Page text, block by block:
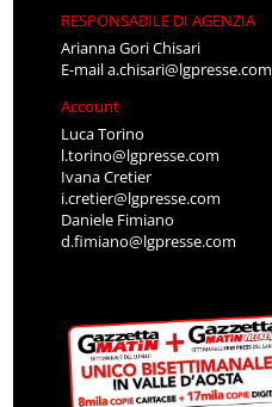
RESPONSABILE DI AGENZIA
Arianna Gori Chisari
E-maila.chisari@lgpresse.com
Account
Luca Torino
l.torino@lgpresse.com
Ivana Cretier
i.cretier@lgpresse.com
Daniele Fimiano
d.fimiano@lgpresse.com